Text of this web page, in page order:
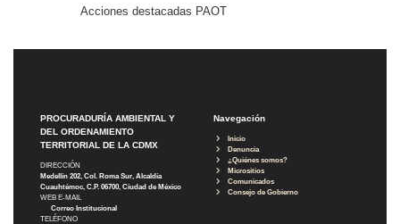
Acciones destacadas PAOT
PROCURADURÍA AMBIENTAL Y
DEL ORDENAMIENTO
TERRITORIAL DE LA CDMX
DIRECCIÓN
Medellín 202, Col. Roma Sur, Alcaldía
Cuauhtémoc, C.P. 06700, Ciudad de México
WEB E-MAIL
Correo Institucional
TELÉFONO
Navegación
Inicio
Denuncia
¿Quiénes somos?
Micrositios
Comunicados
Consejo de Gobierno